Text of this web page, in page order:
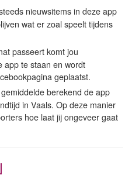
nieuwsitems in deze app
wat er zoal speelt tijdens
passeert komt jou
app te staan en wordt
geplaatst.
berekend de app
in Vaals. Op deze manier
hoe laat jij ongeveer gaat